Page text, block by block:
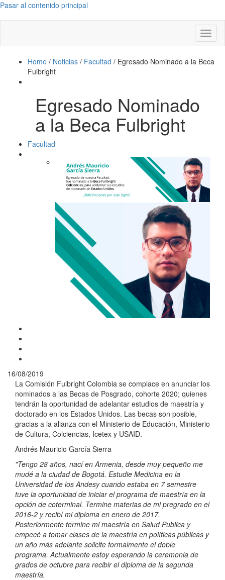
Pasar al contenido principal
Home / Noticias / Facultad / Egresado Nominado a la Beca
Fulbright
Egresado Nominado
a la Beca Fulbright
Facultad
16/08/2019
La Comisión Fulbright Colombia se complace en anunciar los
nominados a las Becas de Posgrado, cohorte 2020; quienes
tendrán la oportunidad de adelantar estudios de maestría y
doctorado en los Estados Unidos. Las becas son posible,
gracias a la alianza con el Ministerio de Educación, Ministerio
de Cultura, Colciencias, Icetex y USAID.
Andrés Mauricio García Sierra
"Tengo 28 años, nací en Armenia, desde muy pequeño me
mudé a la ciudad de Bogotá. Estudie Medicina en la
Universidad de los Andesy cuando estaba en 7 semestre
tuve la oportunidad de iniciar el programa de maestría en la
opción de coterminal. Termine materias de mi pregrado en el
2016-2 y recibí mi diploma en enero de 2017.
Posteriormente termine mi maestría en Salud Publica y
empecé a tomar clases de la maestría en políticas públicas y
un año más adelante solicite formalmente el doble
programa. Actualmente estoy esperando la ceremonia de
grados de octubre para recibir el diploma de la segunda
maestría.